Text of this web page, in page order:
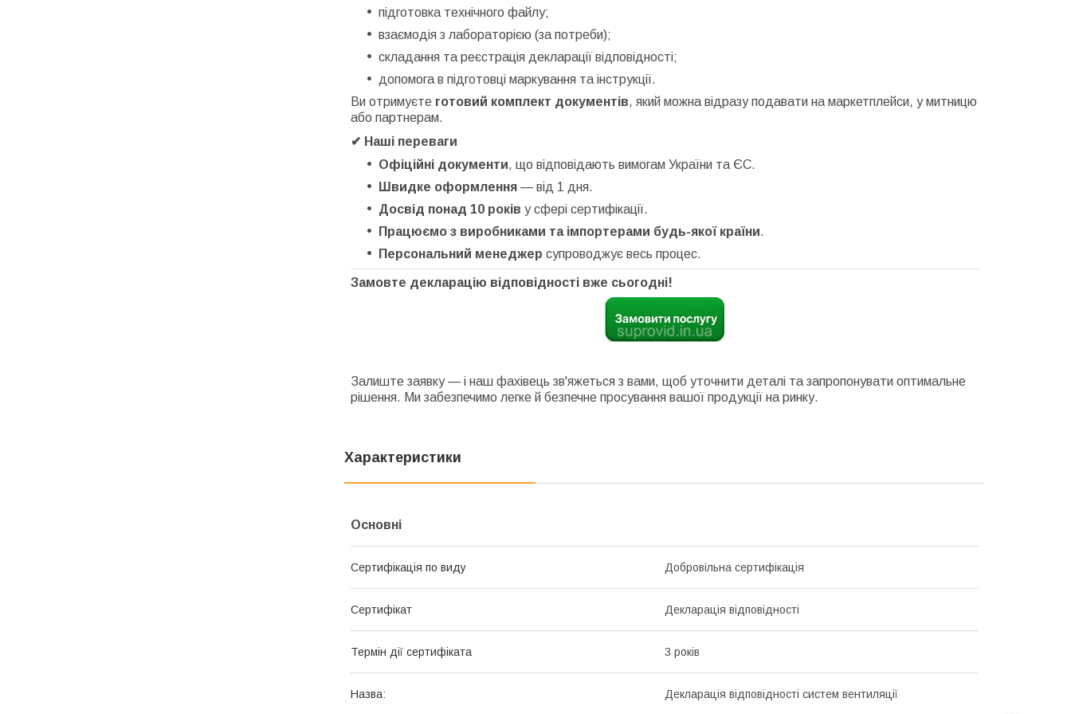
підготовка технічного файлу;
взаємодія з лабораторією (за потреби);
складання та реєстрація декларації відповідності;
допомога в підготовці маркування та інструкції.
Ви отримуєте готовий комплект документів, який можна відразу подавати на маркетплейси, у митницю
або партнерам.
✔ Наші переваги
Офіційні документи, що відповідають вимогам України та ЄС.
Швидке оформлення — від 1 дня.
Досвід понад 10 років у сфері сертифікації.
Працюємо з виробниками та імпортерами будь-якої країни.
Персональний менеджер супроводжує весь процес.
Замовте декларацію відповідності вже сьогодні!
Залиште заявку — і наш фахівець зв'яжеться з вами, щоб уточнити деталі та запропонувати оптимальне
рішення. Ми забезпечимо легке й безпечне просування вашої продукції на ринку.
Характеристики
Основні
Сертифікація по виду Добровільна сертифікація
Сертифікат Декларація відповідності
Термін дії сертифіката 3 років
Назва: Декларація відповідності систем вентиляції